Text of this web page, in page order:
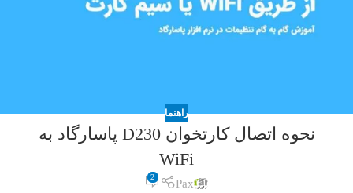
راهنما
نحوه اتصال کارتخوان D230 پاسارگاد به
WiFi
Pax
2